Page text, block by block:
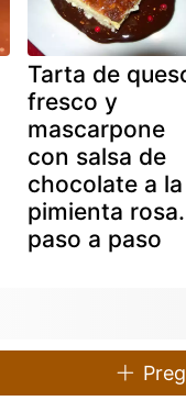
Tarta de
fresco y
mascarpone
con salsa de
chocolate a la
pimienta rosa.
paso a paso